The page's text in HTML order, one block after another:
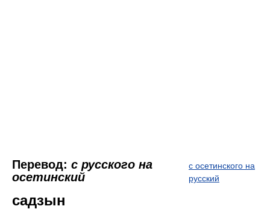
Перевод: с русского на
осетинский
с осетинского на
русский
садзын